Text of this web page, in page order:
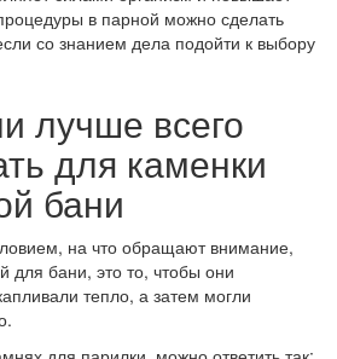
в парной можно сделать
со знанием дела подойти к выбору
лучше всего
для каменки
бани
на что обращают внимание,
для бани, это то, чтобы они
тепло, а затем могли